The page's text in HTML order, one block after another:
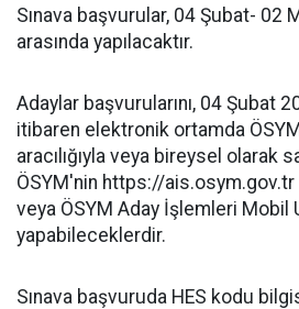
Sınava başvurular, 04 Şubat- 02
arasında yapılacaktır.
Adaylar başvurularını, 04 Şubat
itibaren elektronik ortamda
aracılığıyla veya bireysel olarak
ÖSYM'nin https://
veya ÖSYM Aday İşlemleri Mobil
yapabileceklerdir.
Sınava başvuruda HES kodu